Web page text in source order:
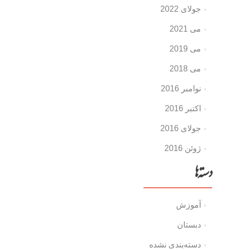
جولای 2022
می 2021
می 2019
می 2018
نوامبر 2016
اکتبر 2016
جولای 2016
ژوئن 2016
دسته‌ها
آموزش
دبستان
دسته‌بندی نشده